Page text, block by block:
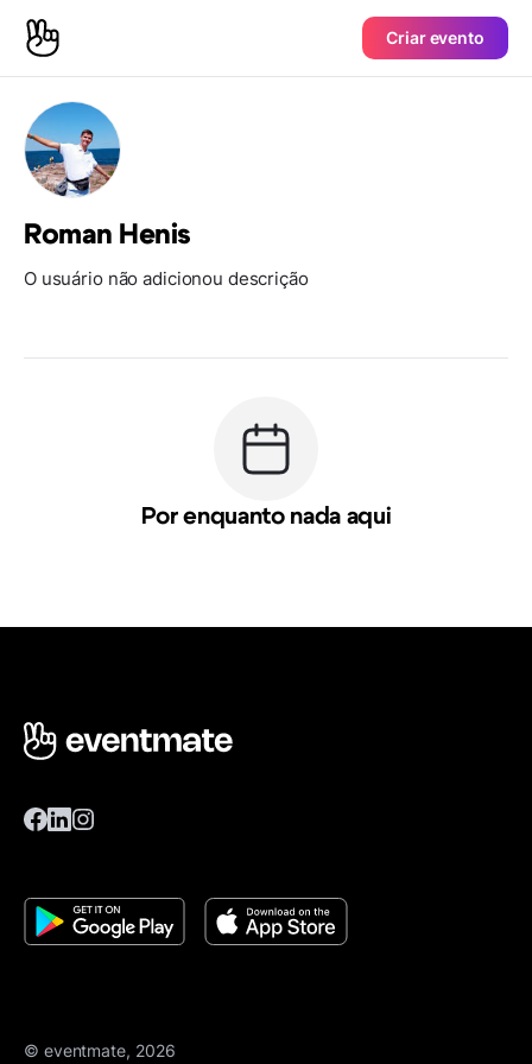
Criar evento
Roman Henis
O usuário não adicionou descrição
Por enquanto nada aqui
© eventmate, 2026